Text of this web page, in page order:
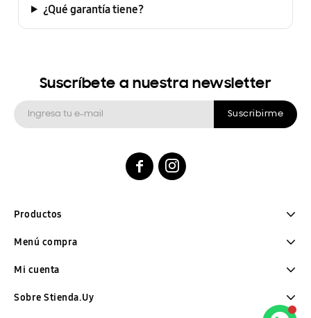
¿Qué garantía tiene?
Sobre Stienda.Uy
Menú compra
Mi cuenta
Productos
Suscríbete a nuestra newsletter
Suscribirme
 